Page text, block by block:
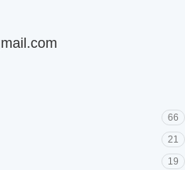
66
21
19